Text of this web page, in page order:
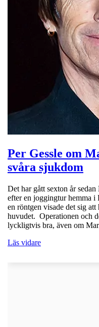
Per Gessle om
svåra sjukdom
Det har gått sexton år
efter en joggingtur hemma
en röntgen visade det sig
huvudet. Operationen och
lyckligtvis bra, även om
Läs vidare